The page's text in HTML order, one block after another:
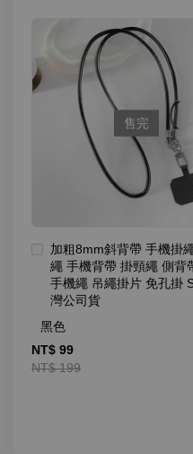
售完
加粗8mm斜背帶 手機掛
繩 手機背帶 掛頸繩 側背
手機繩 吊繩掛片 免孔掛
灣公司貨
NT$ 99
NT$ 199